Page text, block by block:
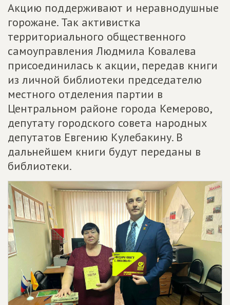
Акцию поддерживают и неравнодушные
горожане. Так активистка
территориального общественного
самоуправления Людмила Ковалева
присоединилась к акции, передав книги
из личной библиотеки председателю
местного отделения партии в
Центральном районе города Кемерово,
депутату городского совета народных
депутатов Евгению Кулебакину. В
дальнейшем книги будут переданы в
библиотеки.